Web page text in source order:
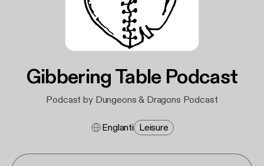
Gibbering Table Podcast
Podcast by Dungeons & Dragons Podcast
Englanti Leisure